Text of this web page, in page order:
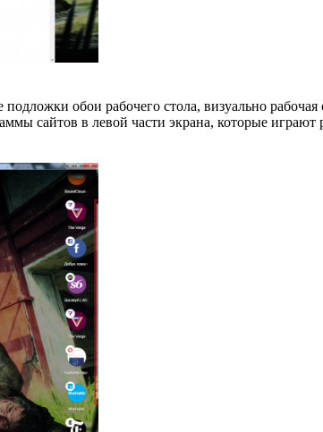
обои рабочего стола, визуально
сайтов в левой части экрана, которые